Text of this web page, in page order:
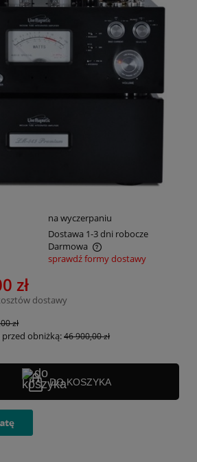
na wyczerpaniu
Dostawa 1-3 dni robocze
Darmowa
kosztów płatności
sprawdź formy dostawy
zł
dostawy
zł
przed obniżką:46 900,00 zł
DO KOSZYKA